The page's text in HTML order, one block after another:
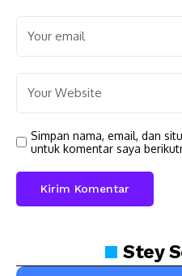
Simpan nama, email, dan
untuk komentar saya
Stey